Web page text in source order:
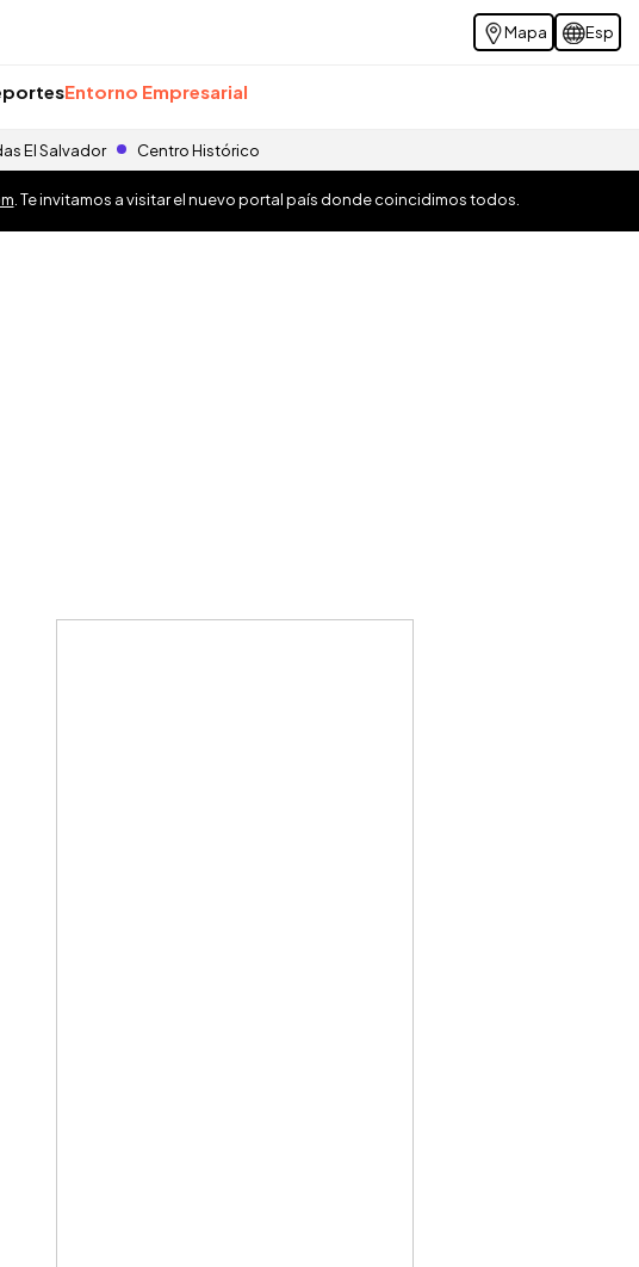
Mapa Esp
Entorno Empresarial
El Salvador Centro Histórico
. Te invitamos a visitar el nuevo portal país donde coincidimos todos.